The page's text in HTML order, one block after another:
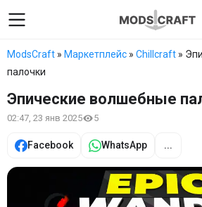
ModsCraft » Маркетплейс » Chillcraft »
палочки
Эпические волшебные
02:47, 23 янв 2025 5
Facebook WhatsApp ...